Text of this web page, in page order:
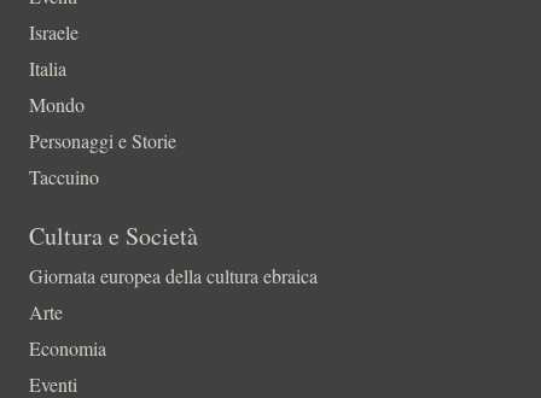
Israele
Italia
Mondo
Personaggi e Storie
Taccuino
Cultura e Società
Giornata europea della cultura ebraica
Arte
Economia
Eventi